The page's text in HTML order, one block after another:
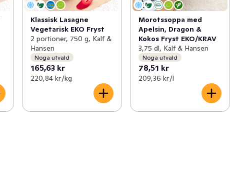
Klassisk Lasagne
Vegetarisk EKO Fryst
2 portioner, 750 g, Kalf &
Hansen
Noga utvald
165,63 kr
220,84 kr /kg
Morotssoppa med
Apelsin, Dragon &
Kokos Fryst EKO/KRAV
3,75 dl, Kalf & Hansen
Noga utvald
78,51 kr
209,36 kr /l